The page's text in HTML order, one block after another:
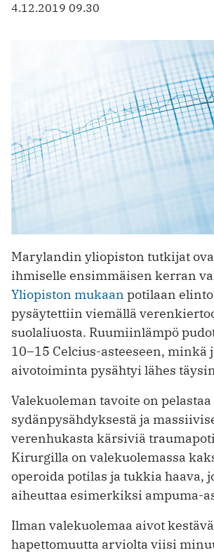
4.12.2019 09.30
Marylandin yliopiston tutkijat
ihmiselle ensimmäisen kerran
Yliopiston mukaan potilaan
pysäytettiin viemällä
suolaliuosta. Ruumiinlämpö
10–15 Celcius-asteeseen, minkä
aivotoiminta pysähtyi lähes
Valekuoleman tavoite on pelastaa
sydänpysähdyksestä ja
verenhukasta kärsiviä
Kirurgilla on valekuolemassa
operoida potilas ja tukkia haava,
aiheuttaa esimerkiksi ampuma-
Ilman valekuolemaa aivot
hapettomuutta arviolta viisi